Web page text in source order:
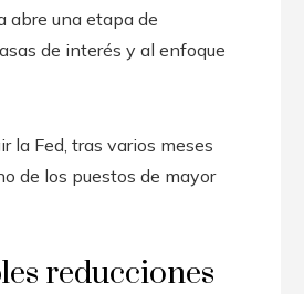
abre una etapa de
de interés y al enfoque
la Fed, tras varios meses
de los puestos de mayor
reducciones